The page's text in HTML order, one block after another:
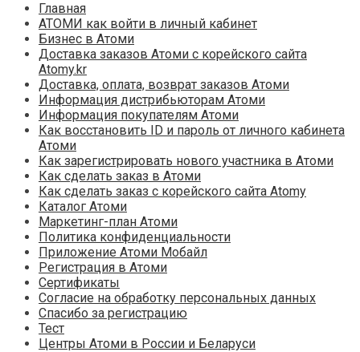
Главная
АТОМИ как войти в личный кабинет
Бизнес в Атоми
Доставка заказов Атоми с корейского сайта
Atomy.kr
Доставка, оплата, возврат заказов Атоми
Информация дистрибьюторам Атоми
Информация покупателям Атоми
Как восстановить ID и пароль от личного кабинета
Атоми
Как зарегистрировать нового участника в Атоми
Как сделать заказ в Атоми
Как сделать заказ с корейского сайта Atomy
Каталог Атоми
Маркетинг-план Атоми
Политика конфиденциальности
Приложение Атоми Мобайл
Регистрация в Атоми
Сертификаты
Согласие на обработку персональных данных
Спасибо за регистрацию
Тест
Центры Атоми в России и Беларуси